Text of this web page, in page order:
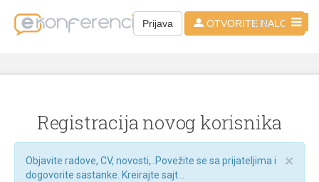
Prijava OTVORITE NALOG
HR
Registracija novog korisnika
×
Objavite radove, CV, novosti,..Povežite se sa prijateljima i
dogovorite sastanke. Kreirajte sajt...